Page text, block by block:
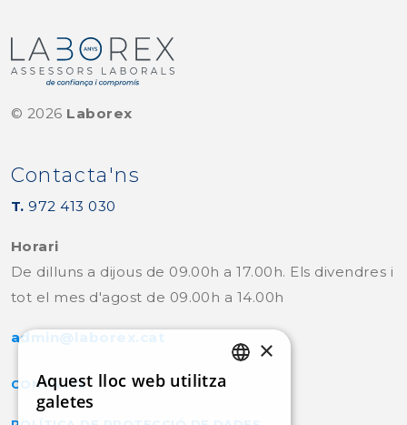
© 2026 Laborex
Contacta'ns
T.972 413 030
Horari
De dilluns a dijous de 09.00h a 17.00h. Els divendres i
tot el mes d'agost de 09.00h a 14.00h
admin@laborex.cat
CONTACTE
×
Aquest lloc web utilitza
galetes